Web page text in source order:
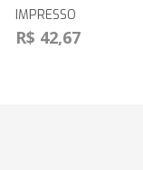
IMPRESSO
R$ 42,67